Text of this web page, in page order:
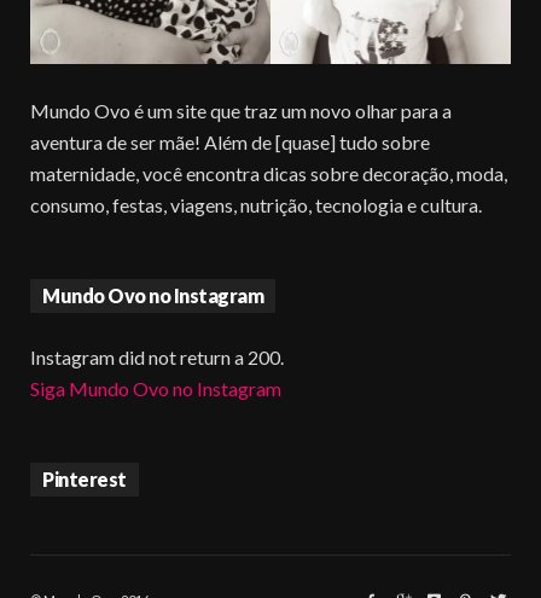
Mundo Ovo é um site que traz um novo olhar para a
aventura de ser mãe! Além de [quase] tudo sobre
maternidade, você encontra dicas sobre decoração, moda,
consumo, festas, viagens, nutrição, tecnologia e cultura.
Mundo Ovo no Instagram
Instagram did not return a 200.
Siga Mundo Ovo no Instagram
Pinterest